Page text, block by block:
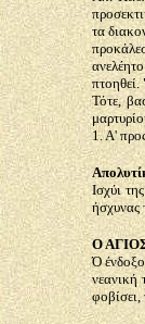
τα
Τότε,
1. Α'
Ισχύι
ήσχυνας
Ο
Ό
νεανική
φοβίσει,